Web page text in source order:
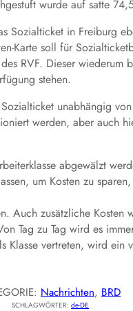
wurde auf satte
Sozialticket in Freiburg
Karte soll für
RVF. Dieser wiederum
stehen.
unabhängig
werden, aber auch
abgewälzt
um Kosten zu
Auch zusätzliche Kosten
Tag zu Tag wird es
Klasse vertreten, wird
Nachrichten, BRD
SCHLAGWÖRTER: de-DE